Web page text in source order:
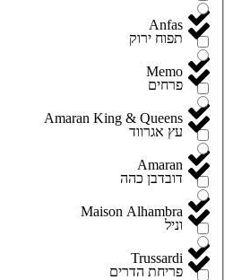
Anfas
Memo
Amaran King & Queens
Amaran
Maison Alhambra
Trussardi
תפוח ירוק
פרחים
עץ אגרווד
דובדבן כהה
וניל
פריחת הדרים